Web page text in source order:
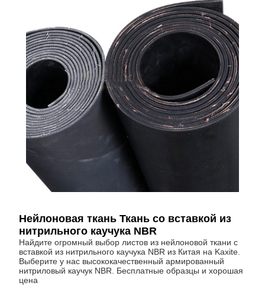
Нейлоновая ткань Ткань со вставкой из
нитрильного каучука NBR
Найдите огромный выбор листов из нейлоновой ткани с
вставкой из нитрильного каучука NBR из Китая на Kaxite.
Выберите у нас высококачественный армированный
нитриловый каучук NBR. Бесплатные образцы и хорошая
цена